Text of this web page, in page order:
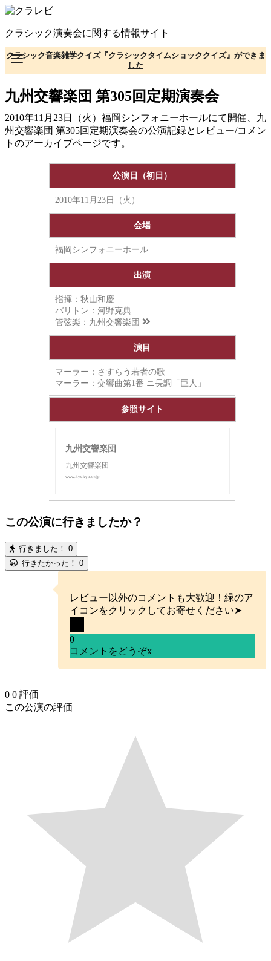
コ
テ
ン
ツ
へ
移
動
クラシック演奏会に関する情報サイト
クラシック音楽雑学クイズ『クラシックタイムショッククイズ』ができま
した
九州交響楽団 第305回定期演奏会
2010年11月23日（火）福岡シンフォニーホールにて開催、九
州交響楽団 第305回定期演奏会の公演記録とレビュー/コメン
トのアーカイブページです。
公演日（初日）
2010年11月23日（火）
会場
福岡シンフォニーホール
出演
指揮：秋山和慶
バリトン：河野克典
管弦楽： 九州交響楽団
演目
マーラー：さすらう若者の歌
マーラー：交響曲第1番 ニ長調「巨人」
参照サイト
九州交響楽団
九州交響楽団
www.kyukyo.or.jp
この公演に行きましたか？
行きました！ 0
行きたかった！ 0
レビュー以外のコメントも大歓迎！緑のア
イコンをクリックしてお寄せください➤
0
コメントをどうぞx
0 0 評価
この公演の評価